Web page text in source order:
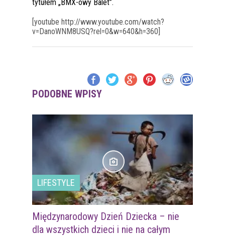
tytułem „BMX-owy Balet”.
[youtube http://www.youtube.com/watch?
v=DanoWNM8USQ?rel=0&w=640&h=360]
PODOBNE WPISY
LIFESTYLE
Międzynarodowy Dzień Dziecka – nie
dla wszystkich dzieci i nie na całym